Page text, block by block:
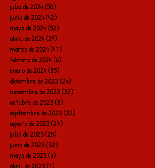
julio de 2024(50)
junio de 2024(42)
mayo de 2024(52)
abril de 2024(29)
marzo de 2024(47)
febrero de 2024(6)
enero de 2024(85)
diciembre de 2023(24)
noviembre de 2023(32)
octubre de 2023(8)
septiembre de 2023(32)
agosto de 2023(27)
julio de 2023(25)
junio de 2023(32)
mayo de 2023(4)
abril de 2023(1)